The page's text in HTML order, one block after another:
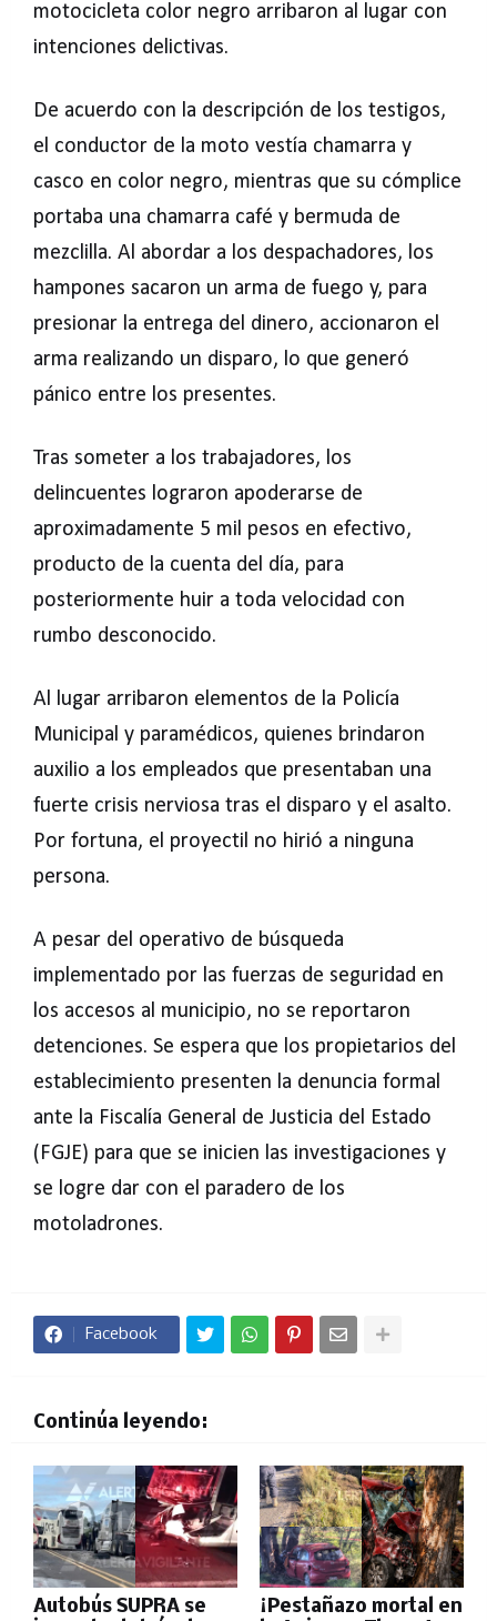
motocicleta color negro arribaron al lugar con
intenciones delictivas.
De acuerdo con la descripción de los testigos,
el conductor de la moto vestía chamarra y
casco en color negro, mientras que su cómplice
portaba una chamarra café y bermuda de
mezclilla. Al abordar a los despachadores, los
hampones sacaron un arma de fuego y, para
presionar la entrega del dinero, accionaron el
arma realizando un disparo, lo que generó
pánico entre los presentes.
Tras someter a los trabajadores, los
delincuentes lograron apoderarse de
aproximadamente 5 mil pesos en efectivo,
producto de la cuenta del día, para
posteriormente huir a toda velocidad con
rumbo desconocido.
Al lugar arribaron elementos de la Policía
Municipal y paramédicos, quienes brindaron
auxilio a los empleados que presentaban una
fuerte crisis nerviosa tras el disparo y el asalto.
Por fortuna, el proyectil no hirió a ninguna
persona.
A pesar del operativo de búsqueda
implementado por las fuerzas de seguridad en
los accesos al municipio, no se reportaron
detenciones. Se espera que los propietarios del
establecimiento presenten la denuncia formal
ante la Fiscalía General de Justicia del Estado
(FGJE) para que se inicien las investigaciones y
se logre dar con el paradero de los
motoladrones.
Facebook
Continúa leyendo:
Autobús SUPRA se
¡Pestañazo mortal en